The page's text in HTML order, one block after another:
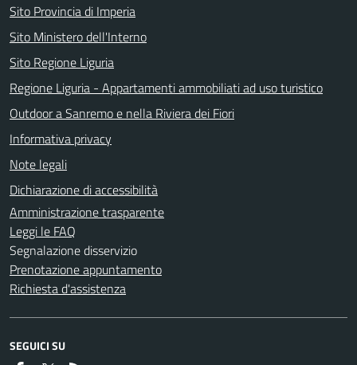
Sito Provincia di Imperia
Sito Ministero dell'Interno
Sito Regione Liguria
Regione Liguria - Appartamenti ammobiliati ad uso turistico
Outdoor a Sanremo e nella Riviera dei Fiori
Informativa privacy
Note legali
Dichiarazione di accessibilità
Amministrazione trasparente
Leggi le FAQ
Segnalazione disservizio
Prenotazione appuntamento
Richiesta d'assistenza
SEGUICI SU